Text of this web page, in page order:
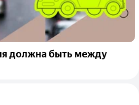
должна быть между